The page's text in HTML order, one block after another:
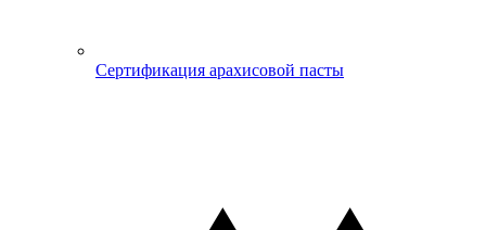
Сертификация арахисовой пасты